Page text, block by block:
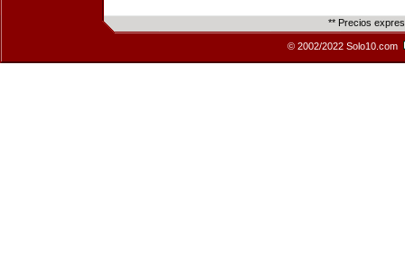
** Precios
© 2002/2022 Solo10.com